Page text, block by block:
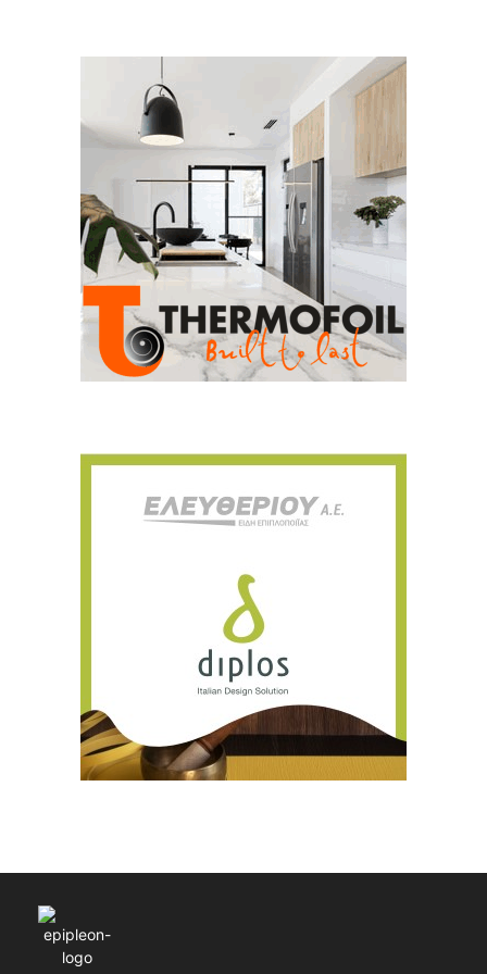
Για να μαθαίνετε πρώτοι τα νέα και όλες
τις τάσεις του κλάδου, εγγραφείτε στο
newsletter μας!
Email
Γράψτε εδώ το email σας
ΕΓΓΡΑΦΉ
Ευχαριστώ, αλλά δεν ενδιαφέρομαι αυτή την στιγμή